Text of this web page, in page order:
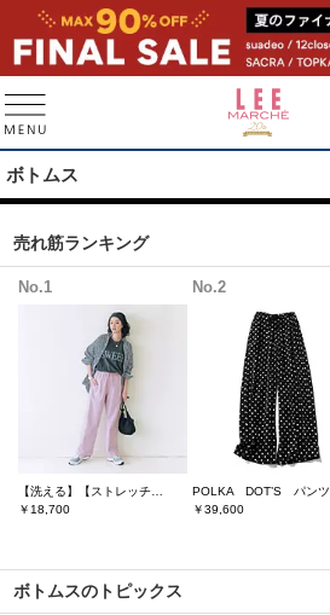
ボトムス
売れ筋ランキング
No.1
￥18,700
No.2
POLKA DOT’S パンツ
￥39,600
ボトムスのトピックス